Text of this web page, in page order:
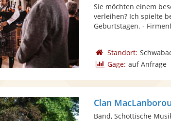
Sie möchten einem
verleihen? Ich spielte
Geburtstagen. -
Standort:
Gage: auf Anfrage
Clan
Band, Schottische